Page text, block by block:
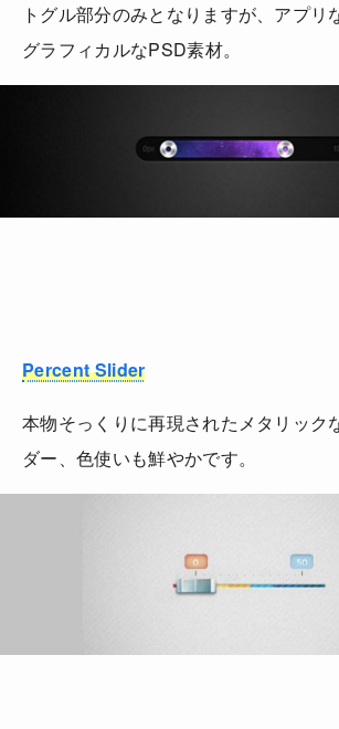
トグル部分のみとなりますが、アプリ
グラフィカルなPSD素材。
Percent Slider
本物そっくりに再現されたメタリック
ダー、色使いも鮮やかです。